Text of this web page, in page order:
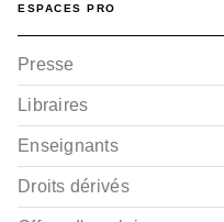
ESPACES PRO
Presse
Libraires
Enseignants
Droits dérivés